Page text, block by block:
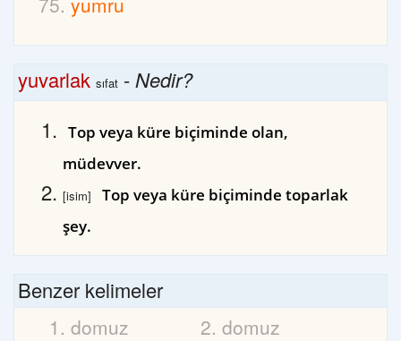
yuvarlak sıfat -Nedir?
Top veya küre biçiminde olan,
müdevver.
[isim]
Top veya küre biçiminde toparlak
şey.
Benzer kelimeler
domuz
domuz